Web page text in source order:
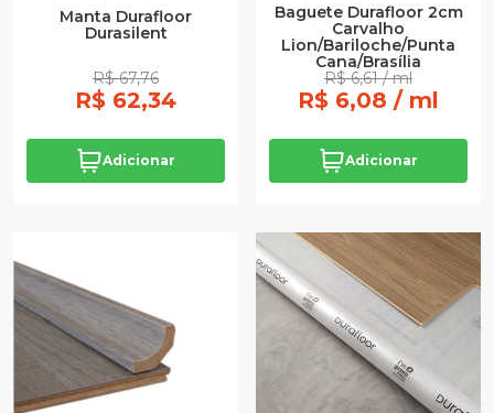
Manta Durafloor
Durasilent
R$ 67,76
R$ 62,34
Adicionar
Baguete Durafloor 2cm
Carvalho
Lion/Bariloche/Punta
Cana/Brasília
R$ 6,61 / ml
R$ 6,08 / ml
Adicionar